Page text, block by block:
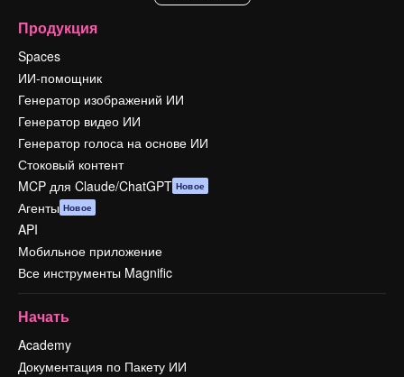
Продукция
Spaces
ИИ-помощник
Генератор изображений ИИ
Генератор видео ИИ
Генератор голоса на основе ИИ
Стоковый контент
MCP для Claude/ChatGPT Новое
Агенты Новое
API
Мобильное приложение
Все инструменты Magnific
Начать
Academy
Документация по Пакету ИИ